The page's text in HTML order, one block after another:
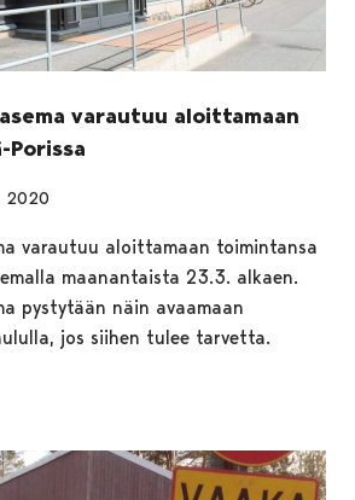
varautuu aloittamaan
2020
varautuu aloittamaan toimintansa
maanantaista 23.3. alkaen.
pystytään näin avaamaan
jos siihen tulee tarvetta.